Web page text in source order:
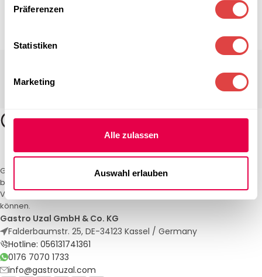
Präferenzen
Statistiken
Marketing
Alle zulassen
Auswahl erlauben
Gastro Uzal – Ihr Spezialist für Gastronomiemöbel und -textilien. Wir
bieten maßgeschneiderte Lösungen für Restaurants, Hotels und
Veranstaltungen. Qualität und Service, auf die Sie sich verlassen
können.
Gastro Uzal GmbH & Co. KG
Falderbaumstr. 25, DE-34123 Kassel / Germany
Hotline: 056131741361
0176 7070 1733
info@gastrouzal.com